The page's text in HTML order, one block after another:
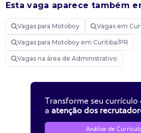
Esta vaga aparece também
Vagas para Motoboy Vagas em
Vagas para Motoboy em Curitiba/PR
Vagas na área de Administrativo
Transforme seu currículo
a atenção dos
Análise de